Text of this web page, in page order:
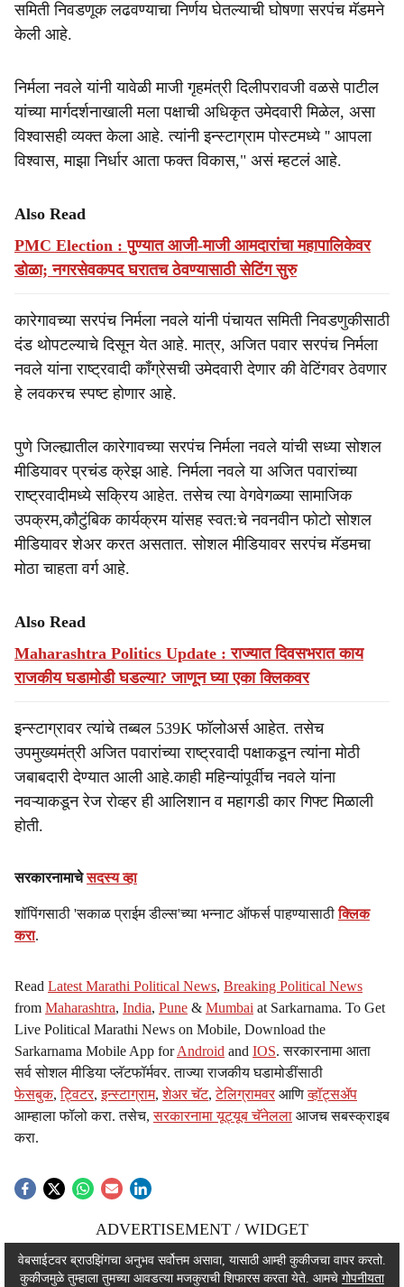
समिती निवडणूक लढवण्याचा निर्णय घेतल्याची घोषणा सरपंच मॅडमने
केली आहे.
निर्मला नवले यांनी यावेळी माजी गृहमंत्री दिलीपरावजी वळसे पाटील
यांच्या मार्गदर्शनाखाली मला पक्षाची अधिकृत उमेदवारी मिळेल, असा
विश्वासही व्यक्त केला आहे. त्यांनी इन्स्टाग्राम पोस्टमध्ये '' आपला
विश्वास, माझा निर्धार आता फक्त विकास," असं म्हटलं आहे.
Also Read
PMC Election : पुण्यात आजी-माजी आमदारांचा महापालिकेवर
डोळा; नगरसेवकपद घरातच ठेवण्यासाठी सेटिंग सुरु
कारेगावच्या सरपंच निर्मला नवले यांनी पंचायत समिती निवडणुकीसाठी
दंड थोपटल्याचे दिसून येत आहे. मात्र, अजित पवार सरपंच निर्मला
नवले यांना राष्ट्रवादी काँग्रेसची उमेदवारी देणार की वेटिंगवर ठेवणार
हे लवकरच स्पष्ट होणार आहे.
पुणे जिल्ह्यातील कारेगावच्या सरपंच निर्मला नवले यांची सध्या सोशल
मीडियावर प्रचंड क्रेझ आहे. निर्मला नवले या अजित पवारांच्या
राष्ट्रवादीमध्ये सक्रिय आहेत. तसेच त्या वेगवेगळ्या सामाजिक
उपक्रम,कौटुंबिक कार्यक्रम यांसह स्वत:चे नवनवीन फोटो सोशल
मीडियावर शेअर करत असतात. सोशल मीडियावर सरपंच मॅडमचा
मोठा चाहता वर्ग आहे.
Also Read
Maharashtra Politics Update : राज्यात दिवसभरात काय
राजकीय घडामोडी घडल्या? जाणून घ्या एका क्लिकवर
इन्स्टाग्रावर त्यांचे तब्बल 539K फॉलोअर्स आहेत. तसेच
उपमुख्यमंत्री अजित पवारांच्या राष्ट्रवादी पक्षाकडून त्यांना मोठी
जबाबदारी देण्यात आली आहे.काही महिन्यांपूर्वीच नवले यांना
नवऱ्याकडून रेज रोव्हर ही आलिशान व महागडी कार गिफ्ट मिळाली
होती.
सरकारनामाचेसदस्य व्हा
शॉपिंगसाठी 'सकाळ प्राईम डील्स'च्या भन्नाट ऑफर्स पाहण्यासाठीक्लिक
करा.
Read Latest Marathi Political News, Breaking Political News
from Maharashtra, India, Pune & Mumbai at Sarkarnama. To Get
Live Political Marathi News on Mobile, Download the
Sarkarnama Mobile App forAndroid and IOS. सरकारनामा आता
सर्व सोशल मीडिया प्लॅटफॉर्मवर. ताज्या राजकीय घडामोडींसाठी
फेसबुक,ट्विटर,इन्स्टाग्राम,शेअर चॅट,टेलिग्रामवर आणिव्हॉट्सॲप
आम्हाला फॉलो करा. तसेच,सरकारनामा यूट्यूब चॅनेलला आजच सबस्क्राइब
करा.
ADVERTISEMENT / WIDGET
ADVERTISEMENT / WIDGET
वेबसाईटवर ब्राउझिंगचा अनुभव सर्वोत्तम असावा, यासाठी आम्ही कुकीजचा वापर करतो.
कुकीजमुळे तुम्हाला तुमच्या आवडत्या मजकुराची शिफारस करता येते. आमचे गोपनीयता